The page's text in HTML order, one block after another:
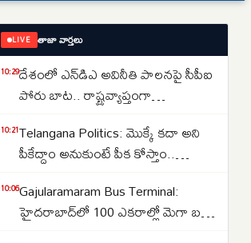
LIVE తాజా వార్తలు
10:29దేశంలో ఎన్‌డిఎ అవినీతి పాలనపై సీపీఐ
పోరు బాట.. రాష్ట్రవ్యాప్తంగా
10:21Telangana Politics: మొక్కే కదా అని
పీకేద్దాం అనుకుంటే పీక కోస్తాం..
సాంబశివరావు స్ట్రాంగ్ వార్నింగ్..
10:06Gajularamaram Bus Terminal:
హైదరాబాద్‌లో 100 ఎకరాల్లో మెగా బస్